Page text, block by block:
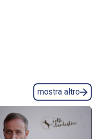
mostra altro